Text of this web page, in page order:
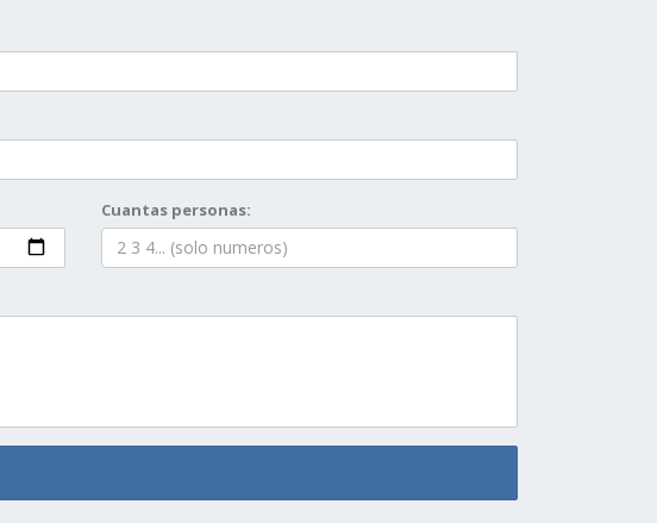
Cuantas personas: